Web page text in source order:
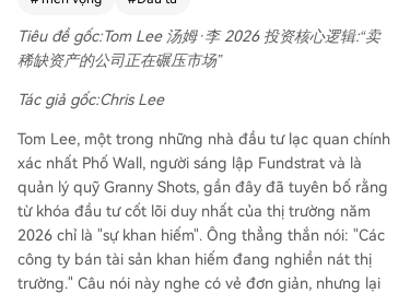
ảm lãi suất, từ đó có lợi cho cổ phiếu tăng trưởn
g. Dựa trên báo cáo thu nhập mạnh mẽ được th
úc đẩy bởi AI, ông duy trì quan điểm tăng giá đ
700 điểm. Ông cảnh báo có thể xảy ra đợt điều
chỉnh giảm giữa năm, nhưng đó sẽ là cơ hội để
mua vào các tài sản khan hiếm. Tóm lại, khung đ
ầu tư của Tom Lee tập trung vào việc xác định c
ác công ty nắm giữ tài sản khan hiếm về cấu trú
c - nơi nhu cầu tăng vọt gặp phải ràng buộc ng
uồn cung - để tận dụng lợi thế định giá và tạo r
a lợi nhuận vượt trội trong năm 2026.
Tiêu đề gốc:Tom Lee 汤姆·李 2026 投资核心逻辑:“卖
稀缺资产的公司正在碾压市场”
Tác giả gốc:Chris Lee
Tom Lee, một trong những nhà đầu tư lạc quan chính
xác nhất Phố Wall, người sáng lập Fundstrat và là
quản lý quỹ Granny Shots, gần đây đã tuyên bố rằng
từ khóa đầu tư cốt lõi duy nhất của thị trường năm
2026 chỉ là "sự khan hiếm". Ông thẳng thắn nói: "Các
công ty bán tài sản khan hiếm đang nghiền nát thị
trường." Câu nói này nghe có vẻ đơn giản, nhưng lại